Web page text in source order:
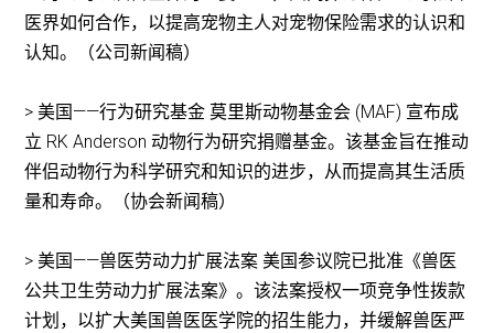
医界如何合作，以提高宠物主人对宠物保险需求的认识和
认知。（公司新闻稿）
> 美国——行为研究基金 莫里斯动物基金会 (MAF) 宣布成
立 RK Anderson 动物行为研究捐赠基金。该基金旨在推动
伴侣动物行为科学研究和知识的进步，从而提高其生活质
量和寿命。（协会新闻稿）
> 美国——兽医劳动力扩展法案 美国参议院已批准《兽医
公共卫生劳动力扩展法案》。该法案授权一项竞争性拨款
计划，以扩大美国兽医医学院的招生能力，并缓解兽医严